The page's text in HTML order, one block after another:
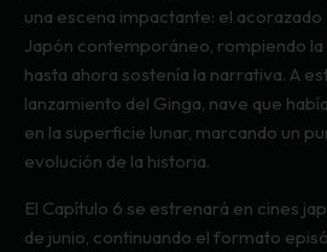
una escena impactante: el
Japón contemporáneo, rompiendo
hasta ahora sostenía la narrativa. A
lanzamiento del Ginga, nave que
en la superficie lunar, marcando un
evolución de la historia.
El Capítulo 6 se estrenará en cines
de junio, continuando el formato